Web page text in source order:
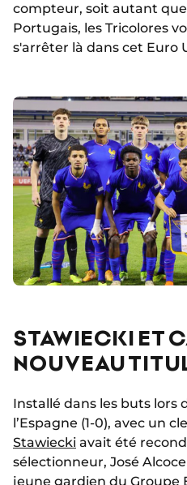
compteur, soit autant que
Portugais, les Tricolores
s'arrêter là dans cet Euro
STAWIECKI ET
NOUVEAU
Installé dans les buts lors
l’Espagne (1-0), avec un
Stawiecki avait été
sélectionneur, José
jeune gardien du Groupe